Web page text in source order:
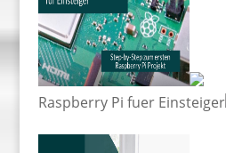
Raspberry Pi fuer Einsteiger